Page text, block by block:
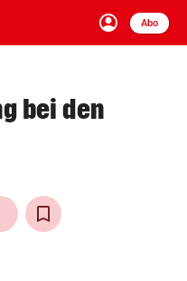
account_circle
Anmelden
Abo
close Schließen
arrow_right
bei den